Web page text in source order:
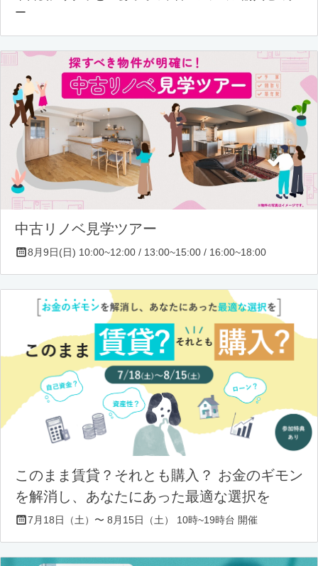
ー
中古リノベ見学ツアー
8月9日(日) 10:00~12:00 / 13:00~15:00 / 16:00~18:00
このまま賃貸？それとも購入？ お金のギモン
を解消し、あなたにあった最適な選択を
7月18日（土）〜 8月15日（土） 10時~19時台 開催